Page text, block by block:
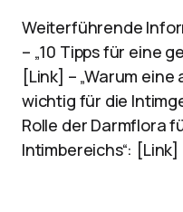
Weiterführende
– „10 Tipps für eine
[Link] – „Warum
wichtig für die
Rolle der Darmflora
Intimbereichs“: [Link]